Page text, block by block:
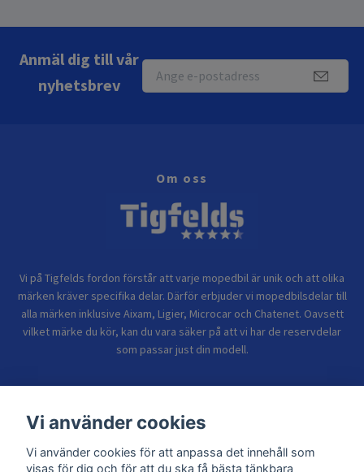
Anmäl dig till vår
nyhetsbrev
Om oss
Vi på Tigfelds fordon förstår att varje mopedbil är unik och att olika
märken kräver specifika delar. Därför erbjuder vi mopedbilsdelar till
alla märken inklusive Aixam, Ligier, Microcar och Chatenet. Oavsett
vilket märke du kör, kan du vara säker på att vi har de reservdelar
som passar just din modell.
Sidor
Vi använder cookies
Vi använder cookies för att anpassa det innehåll som
visas för dig och för att du ska få bästa tänkbara